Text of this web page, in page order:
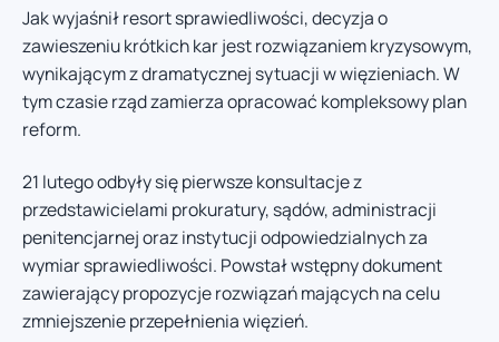
Jak wyjaśnił resort sprawiedliwości, decyzja o
zawieszeniu krótkich kar jest rozwiązaniem kryzysowym,
wynikającym z dramatycznej sytuacji w więzieniach. W
tym czasie rząd zamierza opracować kompleksowy plan
reform.
21 lutego odbyły się pierwsze konsultacje z
przedstawicielami prokuratury, sądów, administracji
penitencjarnej oraz instytucji odpowiedzialnych za
wymiar sprawiedliwości. Powstał wstępny dokument
zawierający propozycje rozwiązań mających na celu
zmniejszenie przepełnienia więzień.